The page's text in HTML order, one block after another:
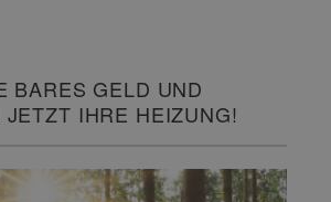
BARES GELD UND
IHRE HEIZUNG!